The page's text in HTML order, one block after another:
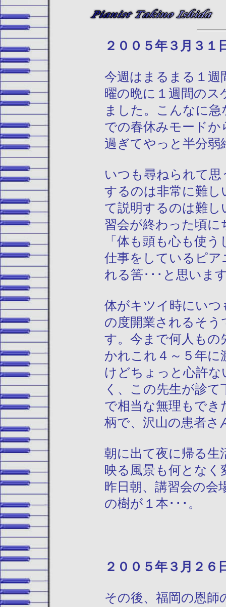
２００５年３月
今週はまるまる１週
曜の晩に１週間のス
ました。こんなに
での春休みモード
過ぎてやっと半分弱
いつも尋ねられて
するのは非常に難
て説明するのは難
習会が終わった頃
「体も頭も心も使
仕事をしているピア
れる筈･･･と思いま
体がキツイ時にい
の度開業されるそう
す。今まで何人もの
かれこれ４～５年
けどちょっと心許
く、この先生が診
で相当な無理もで
柄で、沢山の患者さ
朝に出て夜に帰る生
映る風景も何とな
昨日朝、講習会の会
の樹が１本･･･。
２００５年３月
その後、福岡の恩師